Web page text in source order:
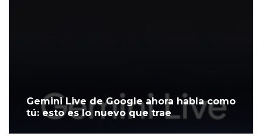
Gemini Live de Google ahora habla como
tú: esto es lo nuevo que trae